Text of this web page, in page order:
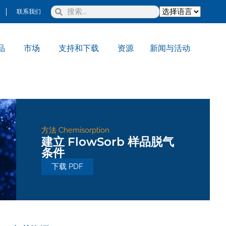
联系我们
市场 支持和下载 资源 新闻与活动
方法 Chemisorption
建立 FlowSorb 样品脱气
条件
下载 PDF